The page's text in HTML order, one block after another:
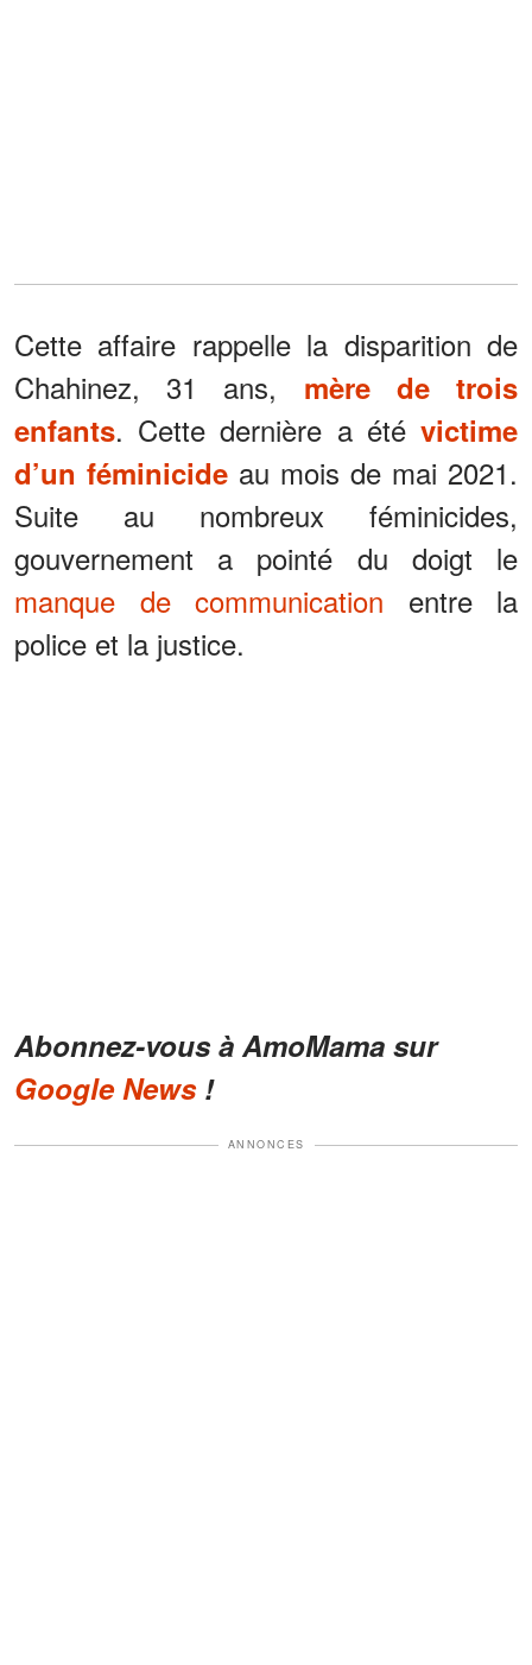
Cette affaire rappelle la disparition de
Chahinez, 31 ans, mère de trois
enfants. Cette dernière a été victime
d’un féminicide au mois de mai 2021.
Suite au nombreux féminicides,
gouvernement a pointé du doigt le
manque de communication entre la
police et la justice.
Abonnez-vous à AmoMama sur
Google News!
ANNONCES